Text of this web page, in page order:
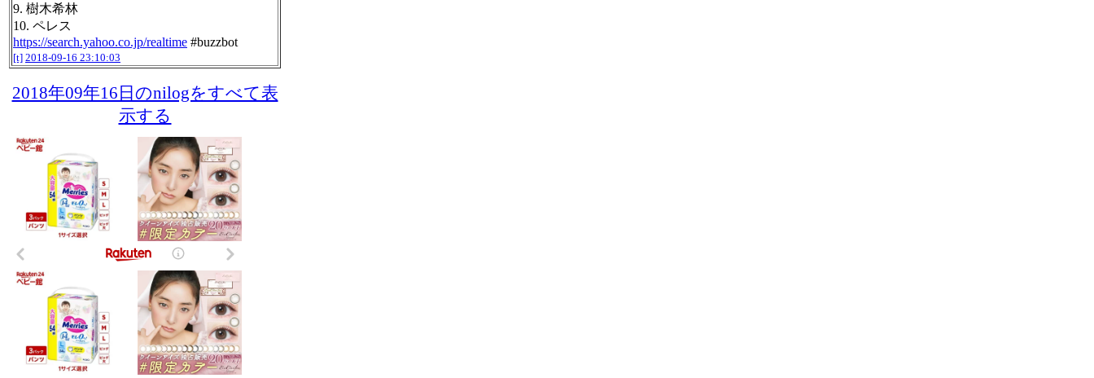
9. 樹木希林
10. ペレス
https://search.yahoo.co.jp/realtime #buzzbot
[t] 2018-09-16 23:10:03
2018年09年16日のnilogをすべて表
示する